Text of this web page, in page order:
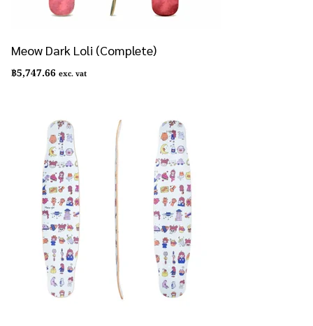
Meow Dark Loli (Complete)
฿5,747.66 exc. vat